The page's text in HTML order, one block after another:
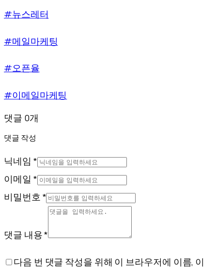
#뉴스레터
#메일마케팅
#오픈율
#이메일마케팅
댓글 0개
댓글 작성
닉네임 *
이메일 *
비밀번호 *
댓글 내용 *
다음 번 댓글 작성을 위해 이 브라우저에 이름, 이